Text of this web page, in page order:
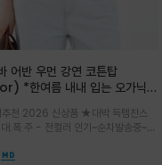
어반 우먼 강연 코튼탑
*한여름 내내 입는 오가닉
Work) & 스케치/감각적
워크 프린트가 시선을 끄는 루즈
셔츠
천 2026 신상품 ★대박 득템찬스
.폭.주 - 전컬러 인기~순차발송중~★
을 선사하며, 자연스럽게 떨어지는 실루